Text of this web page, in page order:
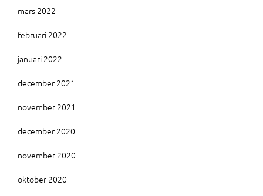
mars 2022
februari 2022
januari 2022
december 2021
november 2021
december 2020
november 2020
oktober 2020